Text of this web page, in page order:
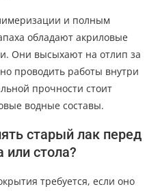
и полным
обладают акриловые
Они высыхают на отлип за
проводить работы внутри
прочности стоит
водные составы.
старый лак перед
стола?
требуется, если оно